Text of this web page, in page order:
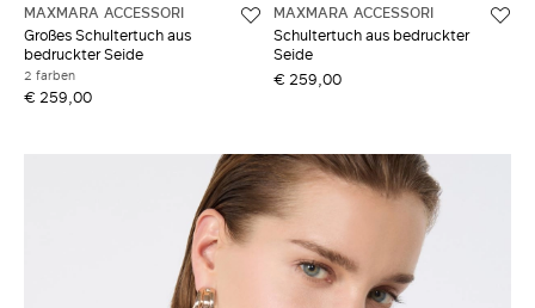
MAXMARA ACCESSORI
Großes Schultertuch aus
bedruckter Seide
2 farben
€ 259,00
MAXMARA ACCESSORI
Schultertuch aus bedruckter
Seide
€ 259,00